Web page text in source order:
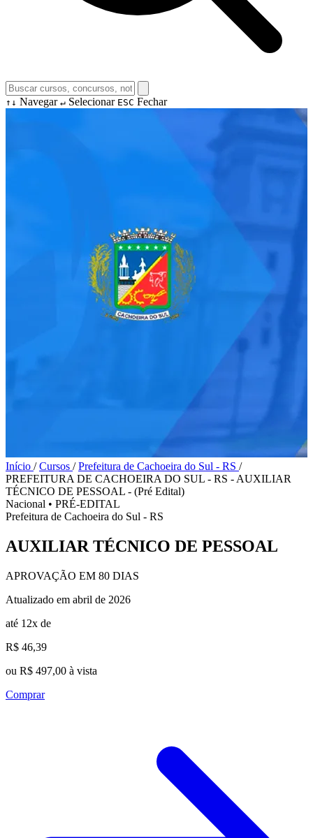
↑↓ Navegar ↵ Selecionar ESC Fechar
Início / Cursos / Prefeitura de Cachoeira do Sul - RS /
PREFEITURA DE CACHOEIRA DO SUL - RS - AUXILIAR
TÉCNICO DE PESSOAL - (Pré Edital)
Nacional • PRÉ-EDITAL
Prefeitura de Cachoeira do Sul - RS
AUXILIAR TÉCNICO DE PESSOAL
APROVAÇÃO EM 80 DIAS
Atualizado em abril de 2026
até 12x de
R$ 46,39
ou R$ 497,00 à vista
Comprar